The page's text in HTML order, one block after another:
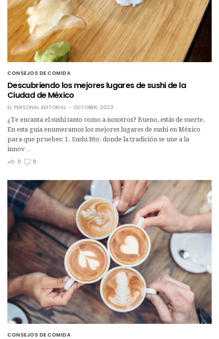
CONSEJOS DE COMIDA
Descubriendo los mejores lugares de sushi de la
Ciudad de México
EL PERSONAL EDITORIAL
OCTOBER, 2023
¿Te encanta el sushi tanto como a nosotros? Bueno, estás de suerte.
En esta guía enumeramos los mejores lugares de sushi en México
para que pruebes: 1. Sushi Itto: donde la tradición se une a la
innov…
0
0
CONSEJOS DE COMIDA